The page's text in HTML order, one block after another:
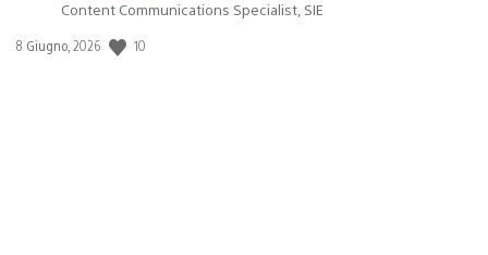
Content Communications Specialist, SIE
Data
8 Giugno, 2026 10